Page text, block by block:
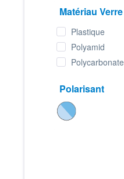
Matériau Verre
Plastique
Polyamid
Polycarbonate
Polarisant